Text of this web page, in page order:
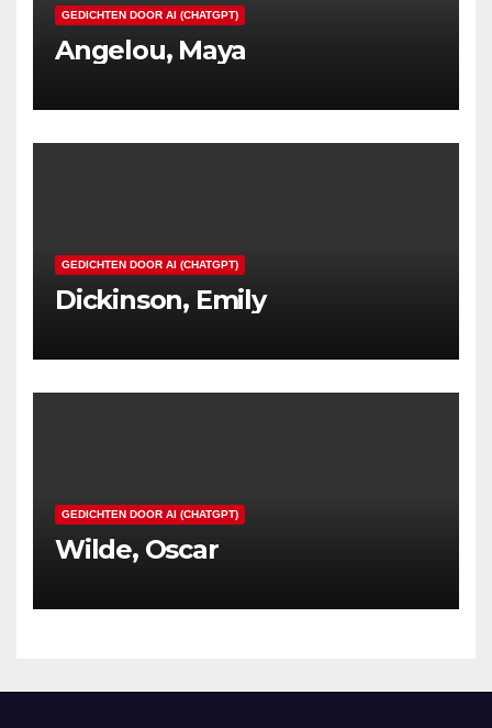
GEDICHTEN DOOR AI (CHATGPT)
Angelou, Maya
GEDICHTEN DOOR AI (CHATGPT)
Dickinson, Emily
GEDICHTEN DOOR AI (CHATGPT)
Wilde, Oscar